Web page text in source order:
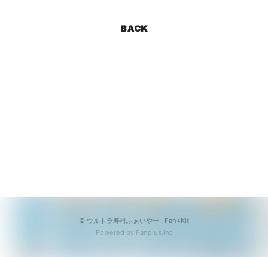
BACK
© ウルトラ寿司ふぁいやー , Fan+Kit
Powered by Fanplus.inc